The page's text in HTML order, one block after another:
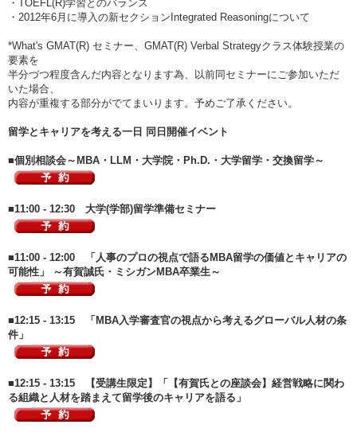
・TOEFL(R)学習とのバランス
・2012年6月に導入の新セクションIntegrated Reasoningについて
*What's GMAT(R) セミナー、GMAT(R) Verbal Strategyクラス体験授業の
要素を
半分づつ程度含んだ内容となります為、以前同セミナーにご参加いただ
いた場合、
内容が重複する部分がでてまいります。予めご了承ください。
留学とキャリアを考える一日 同日開催イベント
■個別相談会～MBA・LLM・大学院・Ph.D.・大学留学・交換留学～
■11:00 - 12:30 大学(学部)留学準備セミナー
■11:00 - 12:00 「人事のプロの視点で語るMBA留学の価値とキャリアの
可能性」 ～有賀誠氏・ミシガンMBA卒業生～
■12:15 - 13:15 「MBA入学審査官の視点から考えるグローバル人材の条
件」
■12:15 - 13:15 【受講生限定】「【有賀氏との座談会】経営戦略に関わ
る組織と人材を踏まえて留学後のキャリアを語る」